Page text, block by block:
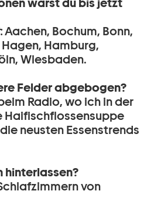
warst du bis jetzt
: Aachen, Bochum, Bonn,
Hamburg,
Wiesbaden.
Felder abgebogen?
Radio, wo ich in der
Haifischflossensuppe
neusten Essenstrends
hinterlassen?
von